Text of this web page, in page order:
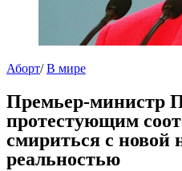
Аборт/В мире
Премьер-министр
протестующим
смириться с новой
реальностью